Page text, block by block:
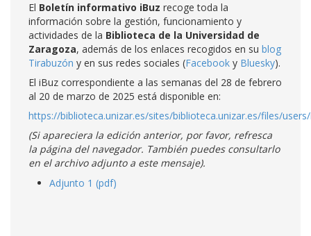
El Boletín informativo iBuz recoge toda la
información sobre la gestión, funcionamiento y
actividades de la Biblioteca de la Universidad de
Zaragoza, además de los enlaces recogidos en su blog
Tirabuzón y en sus redes sociales (Facebook y Bluesky).
El iBuz correspondiente a las semanas del 28 de febrero
al 20 de marzo de 2025 está disponible en:
https://biblioteca.unizar.es/sites/biblioteca.unizar.es/files/
(Si apareciera la edición anterior, por favor, refresca
la página del navegador. También puedes consultarlo
en el archivo adjunto a este mensaje).
Adjunto 1 (pdf)